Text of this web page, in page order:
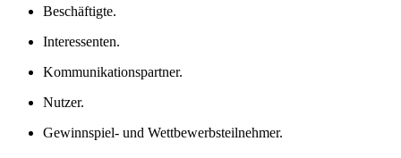
Beschäftigte.
Interessenten.
Kommunikationspartner.
Nutzer.
Gewinnspiel- und Wettbewerbsteilnehmer.